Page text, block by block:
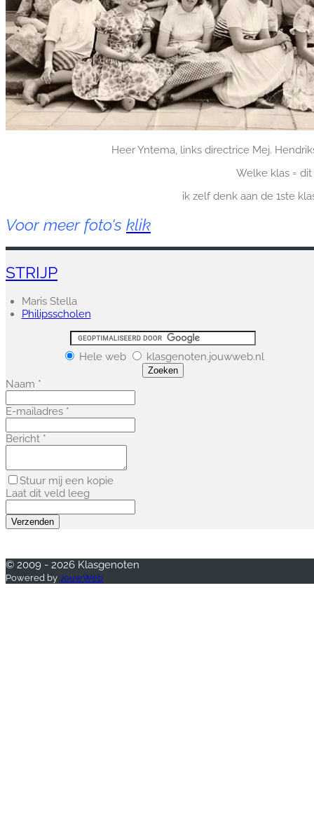
Heer Yntema, links directrice Mej.
Welke klas = dit
ik zelf denk aan de 1ste
Voor meer foto's klik
STRIJP
Maris Stella
Philipsscholen
Hele web klasgenoten.jouwweb.nl
Naam *
E-mailadres *
Bericht *
Stuur mij een kopie
Laat dit veld leeg
Verzenden
© 2009 - 2026 Klasgenoten
Powered by JouwWeb